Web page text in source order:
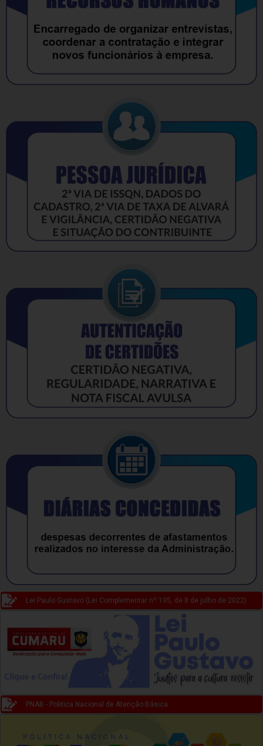
Lei Paulo Gustavo (Lei Complementar nº 195, de 8 de julho de 2022)
PNAB - Politica Nacional de Atenção Básica